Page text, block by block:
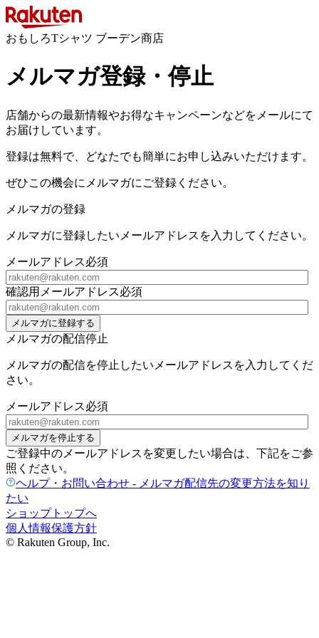
おもしろTシャツ ブーデン商店
メルマガ登録・停止
店舗からの最新情報やお得なキャンペーンなどをメールにて
お届けしています。
登録は無料で、どなたでも簡単にお申し込みいただけます。
ぜひこの機会にメルマガにご登録ください。
メルマガの登録
メルマガに登録したいメールアドレスを入力してください。
メールアドレス必須
確認用メールアドレス必須
メルマガに登録する
メルマガの配信停止
メルマガの配信を停止したいメールアドレスを入力してくだ
さい。
メールアドレス必須
メルマガを停止する
ご登録中のメールアドレスを変更したい場合は、下記をご参
照ください。
ヘルプ・お問い合わせ - メルマガ配信先の変更方法を知り
たい
ショップトップへ
個人情報保護方針
© Rakuten Group, Inc.